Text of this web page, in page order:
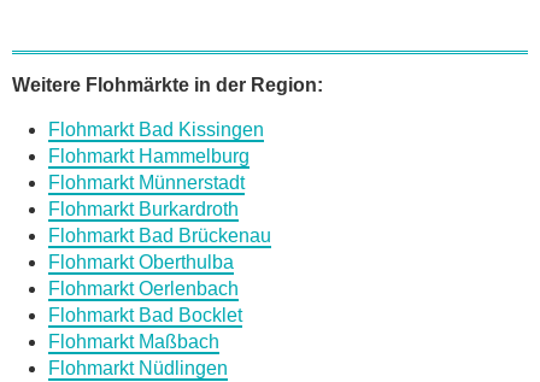
E-Mail*
Daten des Flohmarkts
Name des Flohmarkts
Weitere Flohmärkte in der Region:
Flohmarkt Bad Kissingen
Flohmarkt Hammelburg
Flohmarkt Münnerstadt
Flohmarkt Burkardroth
Flohmarkt Bad Brückenau
Flohmarkt Oberthulba
Flohmarkt Oerlenbach
Flohmarkt Bad Bocklet
Flohmarkt Maßbach
Flohmarkt Nüdlingen